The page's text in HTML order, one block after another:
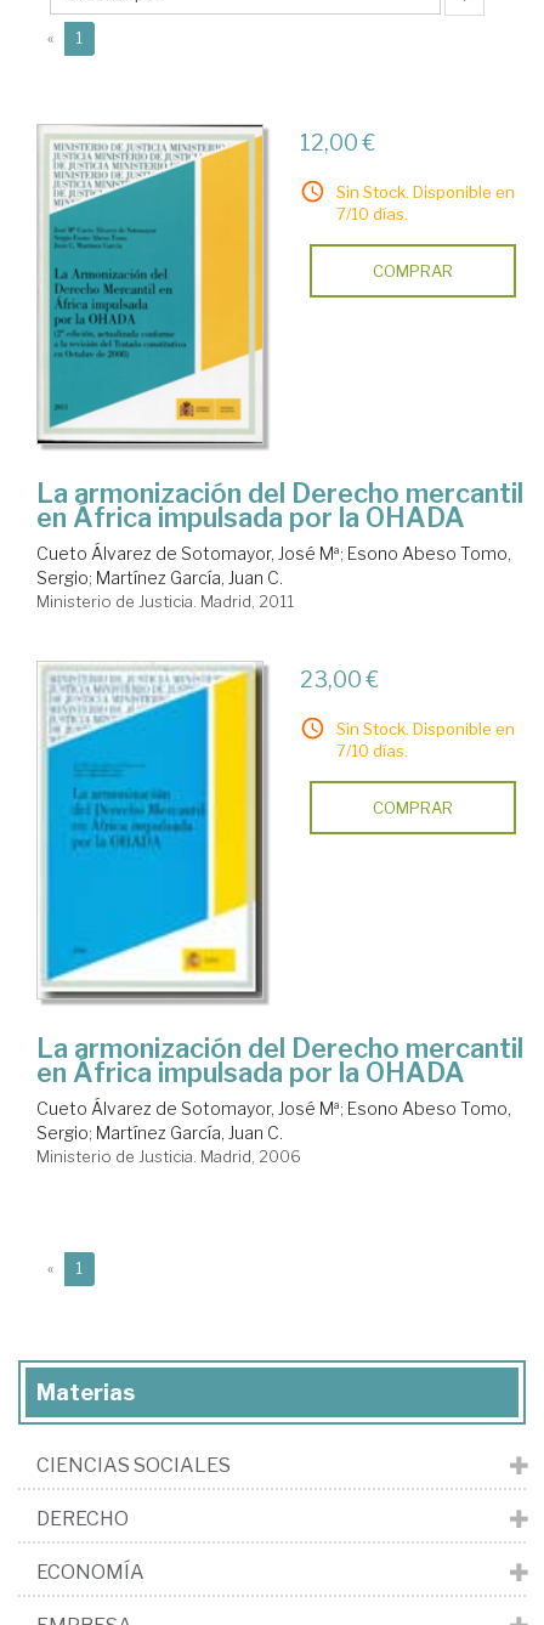
Sergio
« 1
12,00 €
Sin Stock. Disponible en
7/10 días.
COMPRAR
La armonización del Derecho mercantil
en África impulsada por la OHADA
Cueto Álvarez de Sotomayor, José Mª; Esono Abeso Tomo,
Sergio; Martínez García, Juan C.
Ministerio de Justicia. Madrid, 2011
23,00 €
Sin Stock. Disponible en
7/10 días.
COMPRAR
La armonización del Derecho mercantil
en África impulsada por la OHADA
Cueto Álvarez de Sotomayor, José Mª; Esono Abeso Tomo,
Sergio; Martínez García, Juan C.
Ministerio de Justicia. Madrid, 2006
« 1
Materias
CIENCIAS SOCIALES
DERECHO
ECONOMÍA